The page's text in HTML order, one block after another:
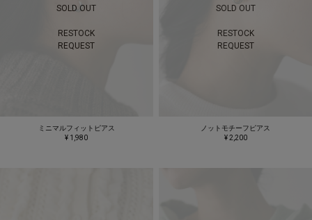
SOLD OUT
RESTOCK
REQUEST
ミニマルフィットピアス
¥ 1,980
SOLD OUT
RESTOCK
REQUEST
ノットモチーフピアス
¥ 2,200